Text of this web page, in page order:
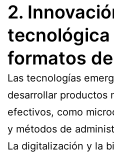
2.
tecnológica
formatos
Las tecnologías
desarrollar productos
efectivos, como
y métodos de
La digitalización y la